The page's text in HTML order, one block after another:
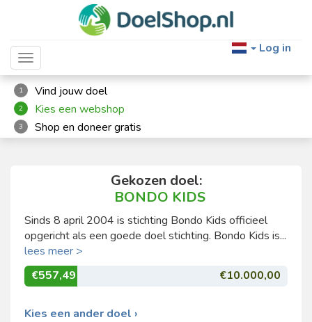
Toggle navigation
Log in
1 Vind jouw doel
2 Kies een webshop
3 Shop en doneer gratis
Gekozen doel:
BONDO KIDS
Sinds 8 april 2004 is stichting Bondo Kids officieel
opgericht als een goede doel stichting. Bondo Kids is...
lees meer >
€557,49
€10.000,00
Kies een ander doel ›